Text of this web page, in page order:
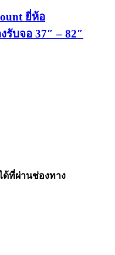
ยี่ห้อ
รับจอ 37″ – 82″
ด้ที่ผ่านช่องทาง